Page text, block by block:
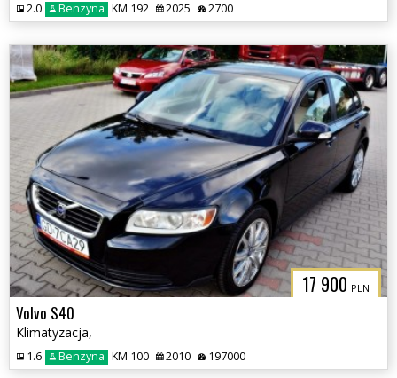
2.0 Benzyna KM 192 2025 2700
17 900 PLN
Volvo S40
Klimatyzacja,
1.6 Benzyna KM 100 2010 197000